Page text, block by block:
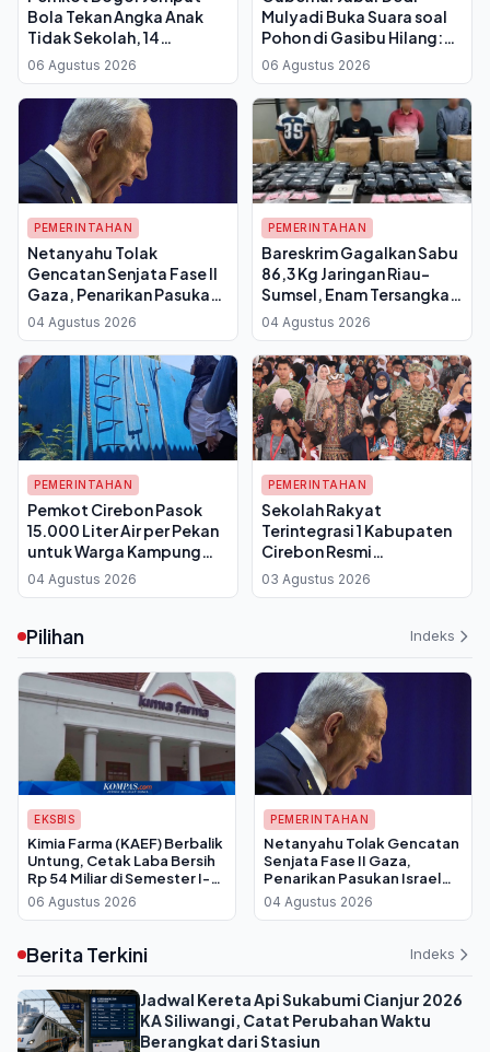
Bola Tekan Angka Anak
Tidak Sekolah, 14
Kelurahan Belum Punya
PKBM
06 Agustus 2026
Mulyadi Buka Suara soal
Pohon di Gasibu Hilang:
Angsana Kecil Diganti 50
Pohon Asem Jawa
06 Agustus 2026
PEMERINTAHAN
Netanyahu Tolak
Gencatan Senjata Fase II
Gaza, Penarikan Pasukan
Israel Batal Dilakukan
04 Agustus 2026
PEMERINTAHAN
Bareskrim Gagalkan Sabu
86,3 Kg Jaringan Riau-
Sumsel, Enam Tersangka
dan Dua DPO
04 Agustus 2026
PEMERINTAHAN
Pemkot Cirebon Pasok
15.000 Liter Air per Pekan
untuk Warga Kampung
Cadas Ngampar saat
Kemarau 2026
04 Agustus 2026
PEMERINTAHAN
Sekolah Rakyat
Terintegrasi 1 Kabupaten
Cirebon Resmi
Diluncurkan, Bupati: Anak
Kurang Mampu Punya
03 Agustus 2026
Pilihan Indeks
EKSBIS
Kimia Farma (KAEF) Berbalik
Untung, Cetak Laba Bersih
Rp 54 Miliar di Semester I-
2026
06 Agustus 2026
PEMERINTAHAN
Netanyahu Tolak Gencatan
Senjata Fase II Gaza,
Penarikan Pasukan Israel
Batal Dilakukan
04 Agustus 2026
Berita Terkini Indeks
Jadwal Kereta Api Sukabumi Cianjur 2026
KA Siliwangi, Catat Perubahan Waktu
Berangkat dari Stasiun